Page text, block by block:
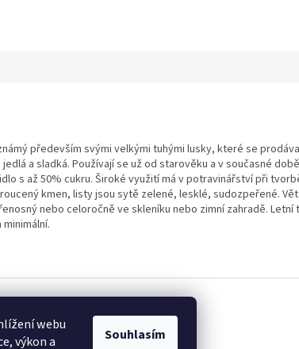
webu
výkon a
Souhlasím
především svými velkými tuhými lusky, které se
a sladká. Používají se už od starověku a v současné
s až 50% cukru. Široké využití má v potravinářství při
kmen, listy jsou sytě zelené, lesklé, sudozpeřené.
nebo celoročně ve skleníku nebo zimní zahradě.